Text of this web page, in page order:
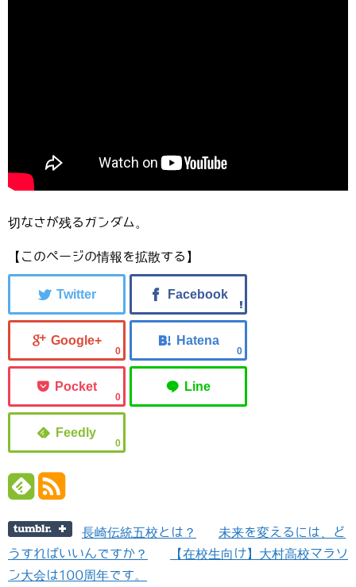
切なさが残るガンダム。
【このページの情報を拡散する】
0 0
0
0
長崎伝統五校とは？
未来を変えるには、ど
うすればいいんですか？
【在校生向け】大村高校マラソ
ン大会は100周年です。